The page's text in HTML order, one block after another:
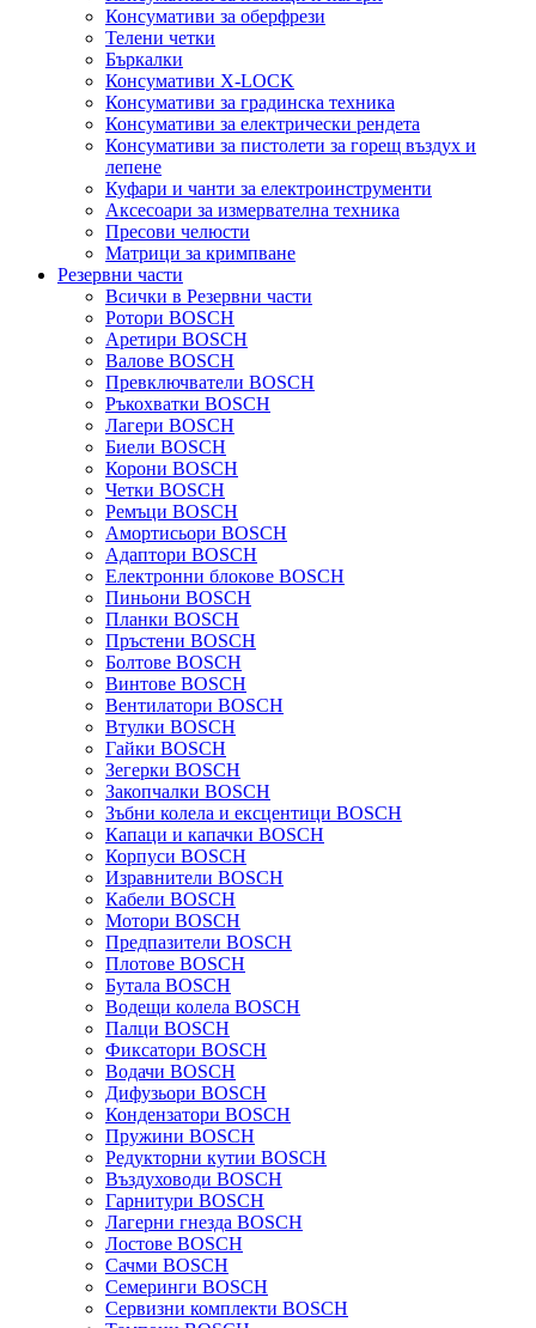
Консумативи за оберфрези
Телени четки
Бъркалки
Консумативи X-LOCK
Консумативи за градинска техника
Консумативи за електрически рендета
Консумативи за пистолети за горещ въздух и
лепене
Куфари и чанти за електроинструменти
Аксесоари за измервателна техника
Пресови челюсти
Матрици за кримпване
Резервни части
Всички в Резервни части
Ротори BOSCH
Аретири BOSCH
Валове BOSCH
Превключватели BOSCH
Ръкохватки BOSCH
Лагери BOSCH
Биели BOSCH
Корони BOSCH
Четки BOSCH
Ремъци BOSCH
Амортисьори BOSCH
Адаптори BOSCH
Електронни блокове BOSCH
Пиньони BOSCH
Планки BOSCH
Пръстени BOSCH
Болтове BOSCH
Винтове BOSCH
Вентилатори BOSCH
Втулки BOSCH
Гайки BOSCH
Зегерки BOSCH
Закопчалки BOSCH
Зъбни колела и ексцентици BOSCH
Капаци и капачки BOSCH
Корпуси BOSCH
Изравнители BOSCH
Кабели BOSCH
Мотори BOSCH
Предпазители BOSCH
Плотове BOSCH
Бутала BOSCH
Водещи колела BOSCH
Палци BOSCH
Фиксатори BOSCH
Водачи BOSCH
Дифузьори BOSCH
Кондензатори BOSCH
Пружини BOSCH
Редукторни кутии BOSCH
Въздуховоди BOSCH
Гарнитури BOSCH
Лагерни гнезда BOSCH
Лостове BOSCH
Сачми BOSCH
Семеринги BOSCH
Сервизни комплекти BOSCH